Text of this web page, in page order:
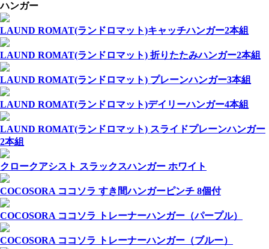
ハンガー
LAUND ROMAT(ランドロマット)キャッチハンガー2本組
LAUND ROMAT(ランドロマット) 折りたたみハンガー2本組
LAUND ROMAT(ランドロマット) プレーンハンガー3本組
LAUND ROMAT(ランドロマット)デイリーハンガー4本組
LAUND ROMAT(ランドロマット) スライドプレーンハンガー
2本組
クロークアシスト スラックスハンガー ホワイト
COCOSORA ココソラ すき間ハンガーピンチ 8個付
COCOSORA ココソラ トレーナーハンガー（パープル）
COCOSORA ココソラ トレーナーハンガー（ブルー）